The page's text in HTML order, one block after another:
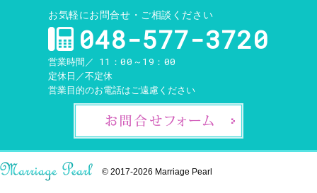
お気軽にお問合せ・ご相談ください
048-577-3720
営業時間／ 11：00～19：00
定休日／不定休
営業目的のお電話はご遠慮ください
© 2017-2026 Marriage Pearl